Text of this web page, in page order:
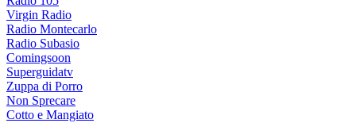
Virgin Radio
Radio Montecarlo
Radio Subasio
Comingsoon
Superguidatv
Zuppa di Porro
Non Sprecare
Cotto e Mangiato